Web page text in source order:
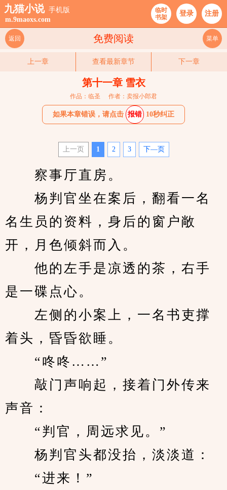
九猫小说 手机版
m.9maoxs.com
临时
书架
登录 注册
免费阅读
返回 菜单
上一章 查看最新章节 下一章
第十一章 雪衣
作品：临圣 作者：卖报小郎君
如果本章错误，请点击 报错 10秒纠正
上一页 1 2 3 下—页
察事厅直房。
杨判官坐在案后，翻看一名
名生员的资料，身后的窗户敞
开，月色倾斜而入。
他的左手是凉透的茶，右手
是一碟点心。
左侧的小案上，一名书吏撑
着头，昏昏欲睡。
“咚咚……”
敲门声响起，接着门外传来
声音：
“判官，周远求见。”
杨判官头都没抬，淡淡道：
“进来！”